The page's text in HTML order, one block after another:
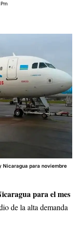
Nicaragua para noviembre
para el mes
de la alta demanda